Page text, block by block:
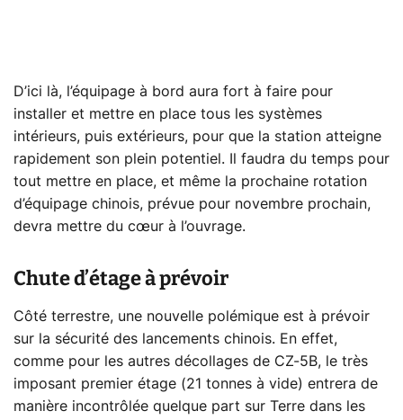
D’ici là, l’équipage à bord aura fort à faire pour
installer et mettre en place tous les systèmes
intérieurs, puis extérieurs, pour que la station atteigne
rapidement son plein potentiel. Il faudra du temps pour
tout mettre en place, et même la prochaine rotation
d’équipage chinois, prévue pour novembre prochain,
devra mettre du cœur à l’ouvrage.
Chute d’étage à prévoir
Côté terrestre, une nouvelle polémique est à prévoir
sur la sécurité des lancements chinois. En effet,
comme pour les autres décollages de CZ-5B, le très
imposant premier étage (21 tonnes à vide) entrera de
manière incontrôlée quelque part sur Terre dans les